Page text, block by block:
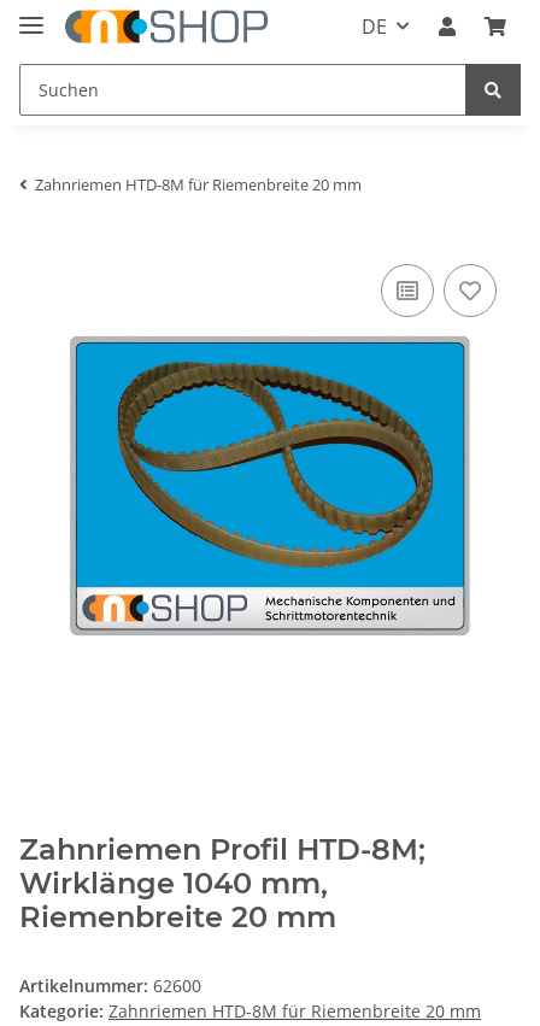
DE
Zahnriemen HTD-8M für Riemenbreite 20 mm
Zahnriemen Profil HTD-8M;
Wirklänge 1040 mm,
Riemenbreite 20 mm
Artikelnummer: 62600
Kategorie: Zahnriemen HTD-8M für Riemenbreite 20 mm